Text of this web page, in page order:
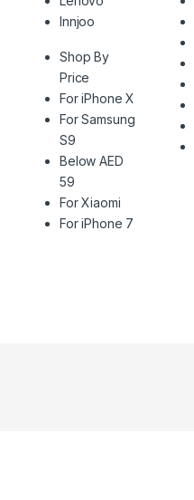
Innjoo
Shop By
Price
For iPhone X
For Samsung
S9
Below AED
59
For Xiaomi
For iPhone 7